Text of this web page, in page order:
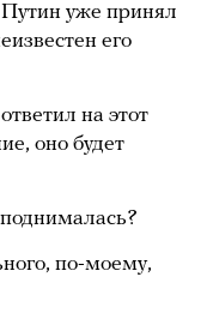
уже принял
его
на этот
оно будет
по-моему,